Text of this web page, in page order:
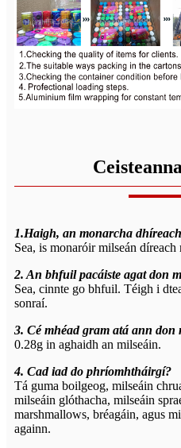
1.Haigh, an monarcha
Sea, is monaróir milseán díreach
2. An bhfuil pacáiste agat don
Sea, cinnte go bhfuil. Téigh i
sonraí.
3. Cé mhéad gram atá ann
0.28g in aghaidh an milseáin.
4. Cad iad do phríomhtháirgí?
Tá guma boilgeog, milseáin
milseáin glóthacha, milseáin
marshmallows, bréagáin, agus
againn.